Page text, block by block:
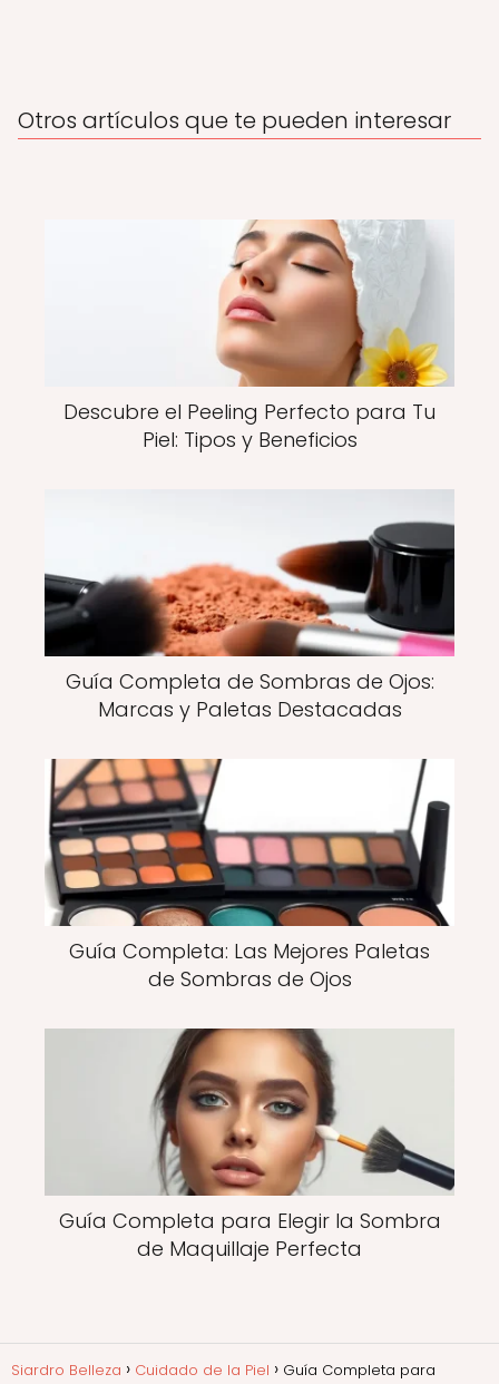
Otros artículos que te pueden interesar
Descubre el Peeling Perfecto para Tu
Piel: Tipos y Beneficios
Guía Completa de Sombras de Ojos:
Marcas y Paletas Destacadas
Guía Completa: Las Mejores Paletas
de Sombras de Ojos
Guía Completa para Elegir la Sombra
de Maquillaje Perfecta
Siardro Belleza Cuidado de la Piel Guía Completa para